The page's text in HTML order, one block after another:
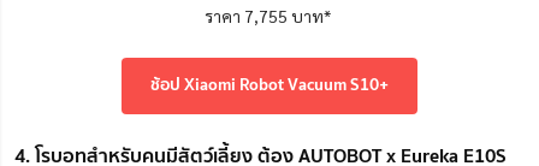
ราคา 7,755 บาท*
ช้อป Xiaomi Robot Vacuum S10+
4. โรบอทสำหรับคนมีสัตว์เลี้ยง ต้อง AUTOBOT x Eureka E10S